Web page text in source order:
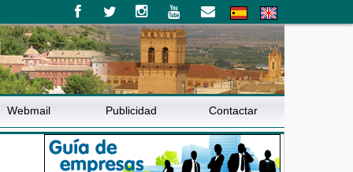
Webmail Publicidad Contactar